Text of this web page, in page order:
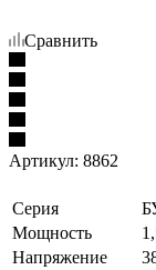
Сравнить
Артикул: 8862
Серия
Мощность
Напряжение